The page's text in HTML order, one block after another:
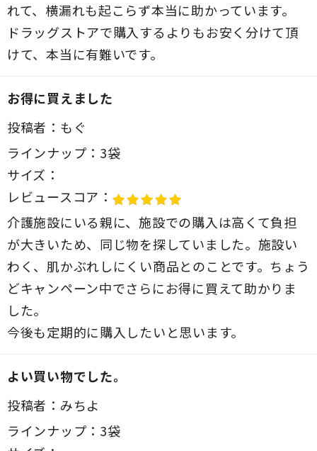
れて、横漏れも起こらず本当に助かっています。
ドラッグストアで購入するよりもお安く分けて頂
けて、本当に有難いです。
お得に買えました
投稿者： もぐ
ラインナップ： 3袋
サイズ：
レビュースコア：
介護施設にいる親に、施設での購入は高くて負担
が大きいため、同じ物を探していました。施設い
わく、肌かぶれしにくい商品とのことです。ちょう
どキャンペーン中でさらにお得に買えて助かりま
した。
今後も定期的に購入したいと思います。
よい買い物でした。
投稿者： みちよ
ラインナップ： 3袋